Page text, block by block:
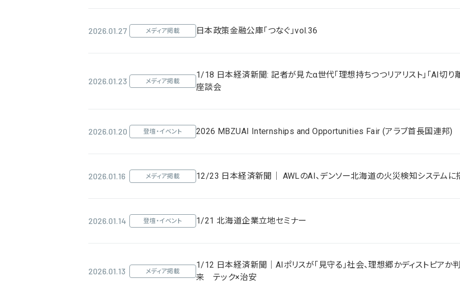
2026.01.27 メディア掲載 日本政策金融公庫「つなぐ」vol.36
2026.01.23 メディア掲載
1/18 日本経済新聞: 記者が見たα世代「理想持ちつつリアリスト」「AI切
座談会
2026.01.20 登壇・イベント 2026 MBZUAI Internships and Opportunities Fair (アラブ首長国連邦)
2026.01.16 メディア掲載 12/23 日本経済新聞｜ AWLのAI、デンソー北海道の火災検知システム
2026.01.14 登壇・イベント 1/21 北海道企業立地セミナー
2026.01.13 メディア掲載
1/12 日本経済新聞｜AIポリスが「見守る」社会、理想郷かディストピア
来 テック×治安